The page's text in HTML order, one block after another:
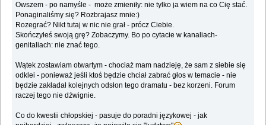
Owszem - po namyśle - może zmieniły: nie tylko ja wiem na co Cię stać.
Ponaginaliśmy się? Rozbrajasz mnie:)
Rozegrać? Nikt tutaj w nic nie grał - prócz Ciebie.
Skończyłeś swoją grę? Zobaczymy. Bo po cytacie w kanaliach-
genitaliach: nie znać tego.
Wątek zostawiam otwartym - chociaż mam nadzieję, że sam z siebie się
odklei - ponieważ jeśli ktoś będzie chciał zabrać głos w temacie - nie
będzie zakładał kolejnych odsłon tego dramatu - bez korzeni. Forum
raczej tego nie dźwignie.
Co do kwestii chłopskiej - pasuje do poradni językowej - jak